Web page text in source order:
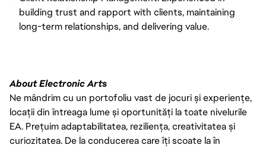
building trust and rapport with clients, maintaining
long-term relationships, and delivering value.
About Electronic Arts
Ne mândrim cu un portofoliu vast de jocuri și experiențe,
locații din întreaga lume și oportunități la toate nivelurile
EA. Prețuim adaptabilitatea, reziliența, creativitatea și
curiozitatea. De la conducerea care îți scoate la în